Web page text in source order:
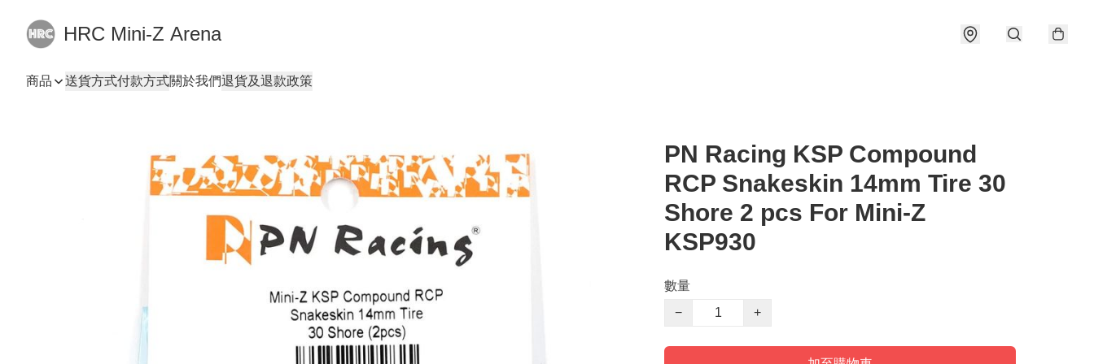
HRC Mini-Z Arena
商品 送貨方式付款方式關於我們退貨及退款政策
PN Racing KSP Compound
RCP Snakeskin 14mm Tire 30
Shore 2 pcs For Mini-Z
KSP930
數量
−
+